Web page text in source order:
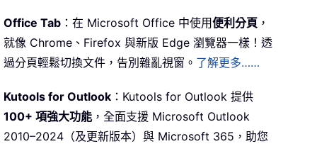
Office Tab ：在 Microsoft Office 中使用便利分頁 ，
就像 Chrome、Firefox 與新版 Edge 瀏覽器一樣！透
過分頁輕鬆切換文件，告別雜亂視窗。 了解更多……
Kutools for Outlook ：Kutools for Outlook 提供
100+ 項強大功能 ，全面支援 Microsoft Outlook
2010–2024（及更新版本）與 Microsoft 365，助您